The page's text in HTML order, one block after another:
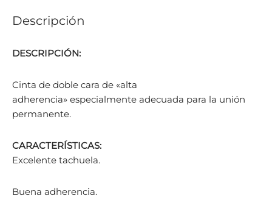
Descripción
DESCRIPCIÓN:
Cinta de doble cara de «alta
adherencia» especialmente adecuada para la unión
permanente.
CARACTERÍSTICAS:
Excelente tachuela.
Buena adherencia.